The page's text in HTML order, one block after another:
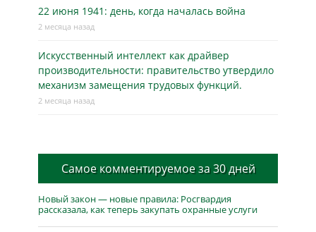
22 июня 1941: день, когда началась война
2 месяца назад
Искусственный интеллект как драйвер
производительности: правительство утвердило
механизм замещения трудовых функций.
2 месяца назад
Самое комментируемое за 30 дней
Новый закон — новые правила: Росгвардия
рассказала, как теперь закупать охранные услуги